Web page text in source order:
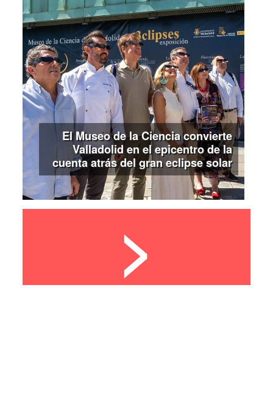
El Museo de la Ciencia convierte
Valladolid en el epicentro de la
cuenta atrás del gran eclipse solar
>